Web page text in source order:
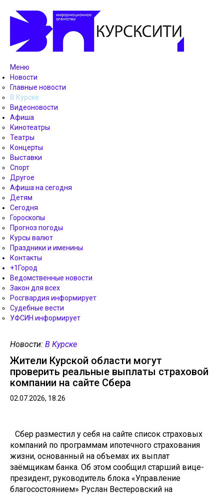
Меню
Новости
Главные новости
В Курске
Видеоновости
Афиша
Кинотеатры
Театры
Концерты
Выставки
Спорт
Другое
Афиша на сегодня
Детям
Сегодня
Гороскопы
Прогноз погоды
Курсы валют
Праздники и именины
Контакты
+1Город
Ведомственные новости
Закон для всех
Росгвардия информирует
Судебные вести
УФСИН информирует
Новости: В Курске
Жители Курской области могут
проверить реальные выплаты страховой
компании на сайте Сбера
02.07.2026, 18.26
Сбер разместил у себя на сайте список страховых
компаний по программам ипотечного страхования
жизни, основанный на объемах их выплат
заёмщикам банка. Об этом сообщил старший вице-
президент, руководитель блока «Управление
благосостоянием» Руслан Вестеровский на